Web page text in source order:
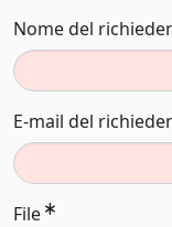
Nome del
E-mail del
File